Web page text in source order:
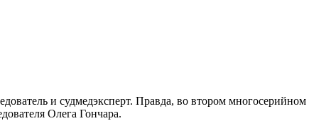
и судмедэксперт. Правда, во втором многосерийном
Олега Гончара.